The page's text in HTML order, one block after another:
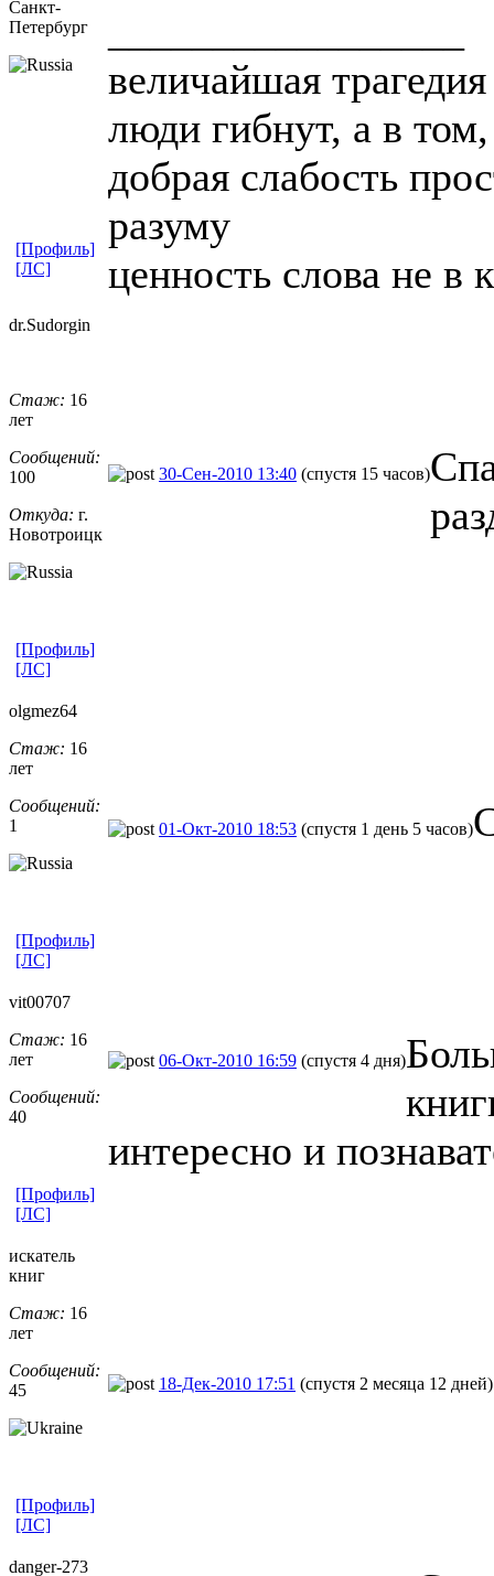
Санкт-
Петерб​ург
величайшая
люди гибнут, а в
добрая слабость
разуму
ценность слова не в
[Профиль]
[ЛС]
dr.Sudorgin
Стаж: 16
лет
Сообщений:
100
Откуда: г.
Новотроицк
30-Сен-2010 13:40 (спустя 15 часов)
[Профиль]
[ЛС]
olgmez64
Стаж: 16
лет
Сообщений:
1
01-Окт-2010 18:53 (спустя 1 день 5 часов)
[Профиль]
[ЛС]
vit00707
Стаж: 16
лет
Сообщений:
40
06-Окт-2010 16:59 (спустя 4 дня)
интересно и
[Профиль]
[ЛС]
искатель
книг
Стаж: 16
лет
Сообщений:
45
18-Дек-2010 17:51 (спустя 2 месяца 12 дней)
[Профиль]
[ЛС]
danger-273